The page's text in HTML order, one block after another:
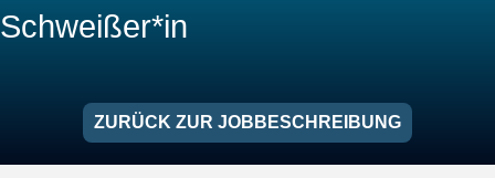
Schweißer*in
ZURÜCK ZUR JOBBESCHREIBUNG